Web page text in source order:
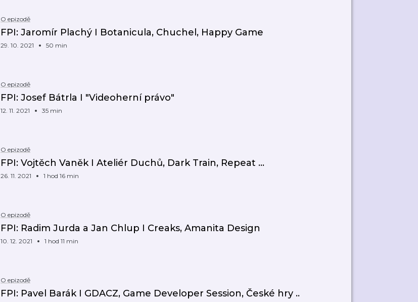
O epizodě
FPI: Jaromír Plachý I Botanicula, Chuchel, Happy Game
29. 10. 2021 50 min
O epizodě
FPI: Josef Bátrla I "Videoherní právo"
12. 11. 2021 35 min
O epizodě
FPI: Vojtěch Vaněk I Ateliér Duchů, Dark Train, Repeat ...
26. 11. 2021 1 hod 16 min
O epizodě
FPI: Radim Jurda a Jan Chlup I Creaks, Amanita Design
10. 12. 2021 1 hod 11 min
O epizodě
FPI: Pavel Barák I GDACZ, Game Developer Session, České hry ..